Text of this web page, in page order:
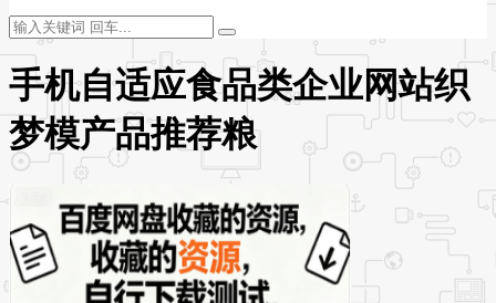
手机自适应食品类企业网站织
梦模产品推荐粮